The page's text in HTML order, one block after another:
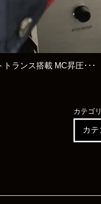
ランス搭載 MC昇圧･･･
カテゴリ